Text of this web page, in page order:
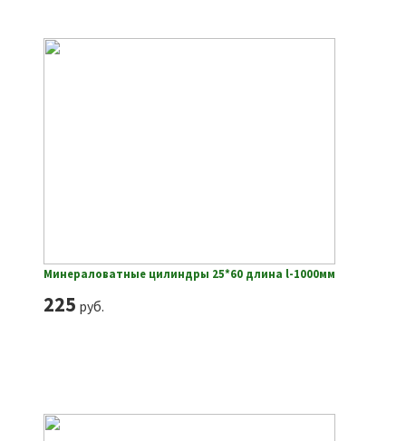
Минераловатные цилиндры 25*60 длина l-1000мм
225 руб.